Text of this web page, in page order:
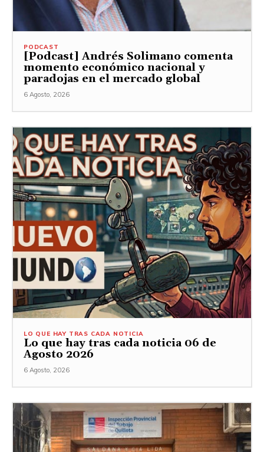
PODCAST
[Podcast] Andrés Solimano comenta
momento económico nacional y
paradojas en el mercado global
6 Agosto, 2026
LO QUE HAY TRAS CADA NOTICIA
Lo que hay tras cada noticia 06 de
Agosto 2026
6 Agosto, 2026